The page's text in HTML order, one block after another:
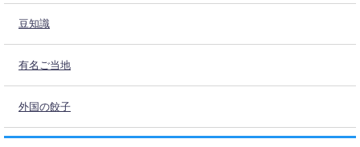
豆知識
有名ご当地
外国の餃子